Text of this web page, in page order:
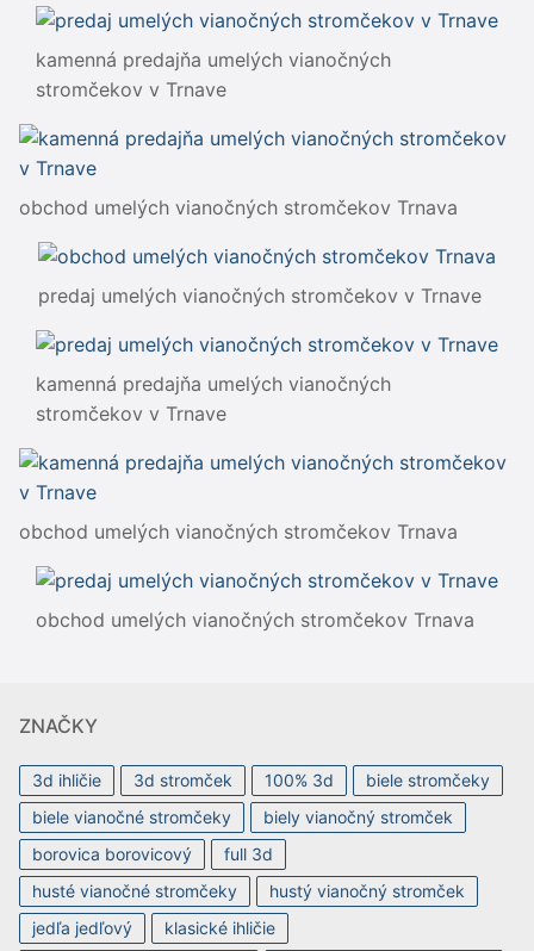
kamenná predajňa umelých vianočných
stromčekov v Trnave
obchod umelých vianočných stromčekov Trnava
predaj umelých vianočných stromčekov v Trnave
kamenná predajňa umelých vianočných
stromčekov v Trnave
obchod umelých vianočných stromčekov Trnava
obchod umelých vianočných stromčekov Trnava
ZNAČKY
3d ihličie 3d stromček 100% 3d
biele stromčeky
biele vianočné stromčeky
biely vianočný stromček
borovica borovicový
full 3d
husté vianočné stromčeky
hustý vianočný stromček
jedľa jedľový
klasické ihličie